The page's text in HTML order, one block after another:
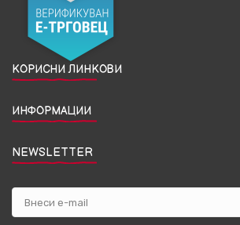
КОРИСНИ ЛИНКОВИ
ИНФОРМАЦИИ
NEWSLETTER